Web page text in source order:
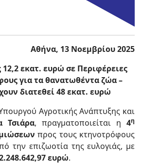
Αθήνα, 13 Νοεμβρίου 2025
εκατ. ευρώ σε Περιφέρειες
για τα θανατωθέντα ζώα –
διατεθεί 48 εκατ. ευρώ
Αγροτικής Ανάπτυξης και
Τσιάρα, πραγματοποιείται η 4η
προς τους κτηνοτρόφους
την επιζωοτία της ευλογιάς, με
ευρώ.